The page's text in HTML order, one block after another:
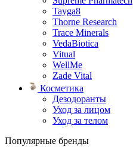
Tayga8
Thorne Research
Trace Minerals
VedaBiotica
Vitual
WellMe
Zade Vital
Косметика
Дезодоранты
Уход за лицом
Уход за телом
Популярные бренды